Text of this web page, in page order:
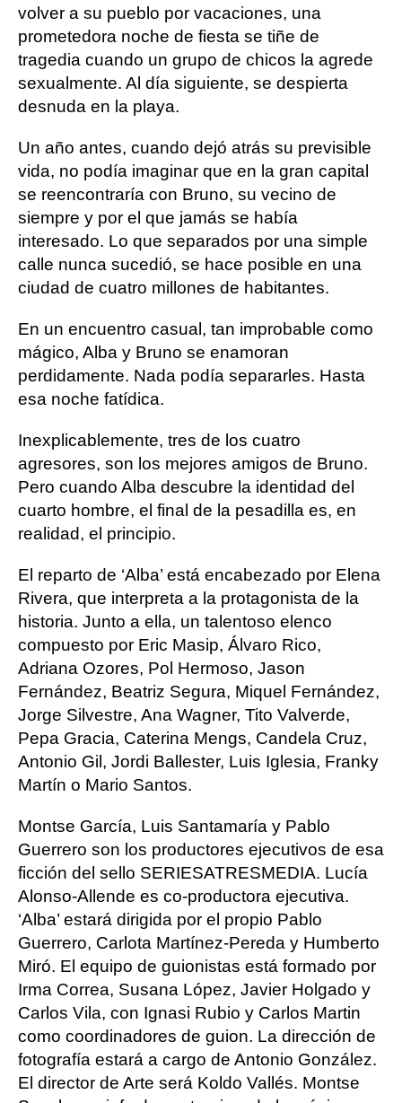
volver a su pueblo por vacaciones, una
prometedora noche de fiesta se tiñe de
tragedia cuando un grupo de chicos la agrede
sexualmente. Al día siguiente, se despierta
desnuda en la playa.
Un año antes, cuando dejó atrás su previsible
vida, no podía imaginar que en la gran capital
se reencontraría con Bruno, su vecino de
siempre y por el que jamás se había
interesado. Lo que separados por una simple
calle nunca sucedió, se hace posible en una
ciudad de cuatro millones de habitantes.
En un encuentro casual, tan improbable como
mágico, Alba y Bruno se enamoran
perdidamente. Nada podía separarles. Hasta
esa noche fatídica.
Inexplicablemente, tres de los cuatro
agresores, son los mejores amigos de Bruno.
Pero cuando Alba descubre la identidad del
cuarto hombre, el final de la pesadilla es, en
realidad, el principio.
El reparto de ‘Alba’ está encabezado por Elena
Rivera, que interpreta a la protagonista de la
historia. Junto a ella, un talentoso elenco
compuesto por Eric Masip, Álvaro Rico,
Adriana Ozores, Pol Hermoso, Jason
Fernández, Beatriz Segura, Miquel Fernández,
Jorge Silvestre, Ana Wagner, Tito Valverde,
Pepa Gracia, Caterina Mengs, Candela Cruz,
Antonio Gil, Jordi Ballester, Luis Iglesia, Franky
Martín o Mario Santos.
Montse García, Luis Santamaría y Pablo
Guerrero son los productores ejecutivos de esa
ficción del sello SERIESATRESMEDIA. Lucía
Alonso-Allende es co-productora ejecutiva.
‘Alba’ estará dirigida por el propio Pablo
Guerrero, Carlota Martínez-Pereda y Humberto
Miró. El equipo de guionistas está formado por
Irma Correa, Susana López, Javier Holgado y
Carlos Vila, con Ignasi Rubio y Carlos Martin
como coordinadores de guion. La dirección de
fotografía estará a cargo de Antonio González.
El director de Arte será Koldo Vallés. Montse